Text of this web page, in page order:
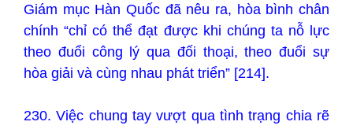
Giám mục Hàn Quốc đã nêu ra, hòa bình chân
chính “chỉ có thể đạt được khi chúng ta nỗ lực
theo đuổi công lý qua đối thoại, theo đuổi sự
hòa giải và cùng nhau phát triển” [214].
230. Việc chung tay vượt qua tình trạng chia rẽ